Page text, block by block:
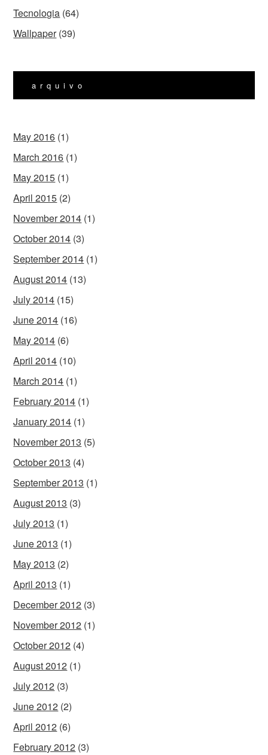
Tecnologia (64)
Wallpaper(39)
arquivo
May 2016 (1)
March 2016 (1)
May 2015 (1)
April 2015 (2)
November 2014 (1)
October 2014 (3)
September 2014 (1)
August 2014 (13)
July 2014 (15)
June 2014 (16)
May 2014 (6)
April 2014 (10)
March 2014 (1)
February 2014 (1)
January 2014 (1)
November 2013 (5)
October 2013 (4)
September 2013 (1)
August 2013 (3)
July 2013 (1)
June 2013 (1)
May 2013 (2)
April 2013 (1)
December 2012 (3)
November 2012 (1)
October 2012 (4)
August 2012 (1)
July 2012 (3)
June 2012 (2)
April 2012 (6)
February 2012 (3)